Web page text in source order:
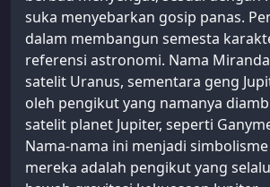
suka menyebarkan gosip panas.
dalam membangun semesta
referensi astronomi. Nama
satelit Uranus, sementara geng
oleh pengikut yang namanya
satelit planet Jupiter, seperti
Nama-nama ini menjadi
mereka adalah pengikut yang